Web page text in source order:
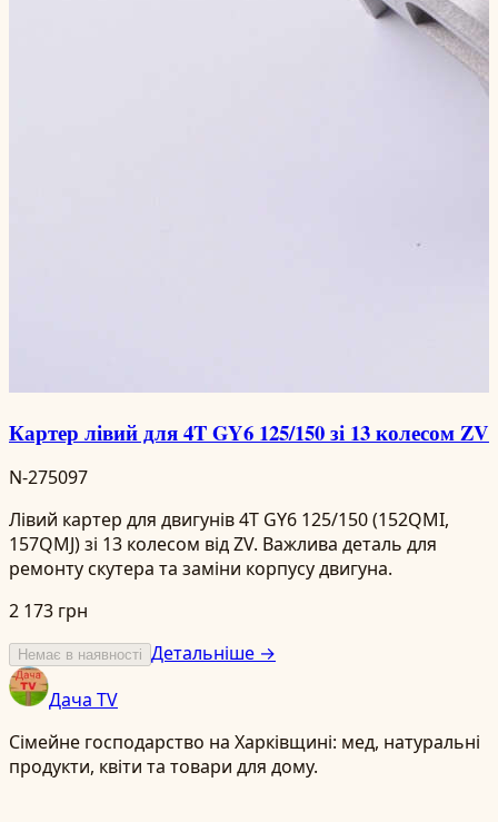
Картер лівий для 4T GY6 125/150 зі 13 колесом ZV
N-275097
Лівий картер для двигунів 4T GY6 125/150 (152QMI,
157QMJ) зі 13 колесом від ZV. Важлива деталь для
ремонту скутера та заміни корпусу двигуна.
2 173 грн
Немає в наявності Детальніше →
Дача TV
Сімейне господарство на Харківщині: мед, натуральні
продукти, квіти та товари для дому.